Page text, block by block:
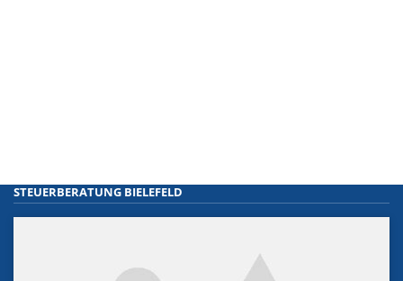
STEUERBERATUNG BIELEFELD